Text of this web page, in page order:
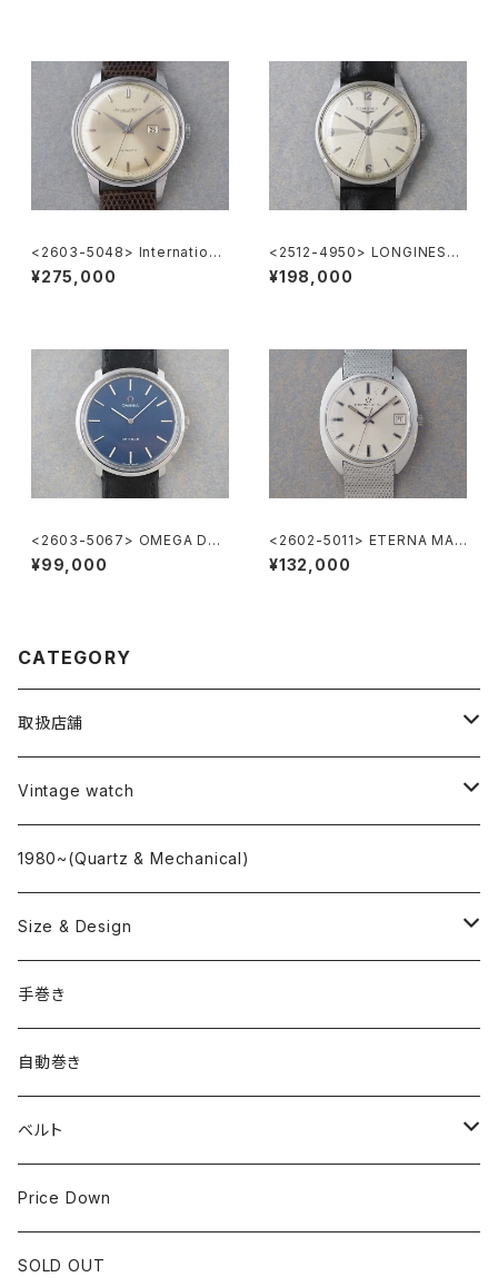
<2603-5048> Internationa
l National Co. Ref.648A
¥275,000
<2512-4950> LONGINES
"Cal.12.68.ZS"
¥198,000
<2603-5067> OMEGA DE-
VILLE
¥99,000
<2602-5011> ETERNA MAT
IC 3003
¥132,000
CATEGORY
取扱店舗
L o'clock
"delve"
Vintage watch
海外ブランド
OMEGA
ROLEX
国産ブランド
SEIKO
CITIZEN
1980~(Quartz & Mechanical)
Size & Design
~24.9mm
25mm~29.9mm
30mm~34.9mm
35mm~39.9mm
40mm~
手巻き
自動巻き
ベルト
HIRSCHベルト
SSブレスレット
Price Down
SOLD OUT